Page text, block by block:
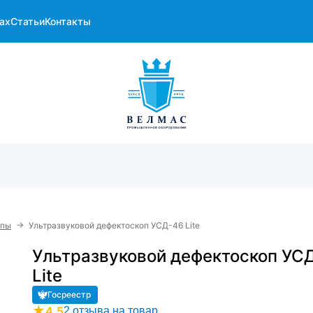
СтатьиКонтакты
→ Ультразвуковой дефектоскоп УСД-46 Lite
Ультразвуковой дефектоскоп
Lite
Госреестр
2 отзыва на товар